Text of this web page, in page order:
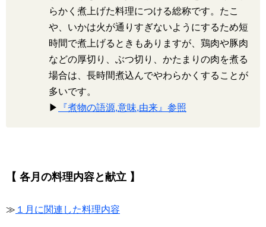
らかく煮上げた料理につける総称です。たこ
や、いかは火が通りすぎないようにするため短
時間で煮上げるときもありますが、鶏肉や豚肉
などの厚切り、ぶつ切り、かたまりの肉を煮る
場合は、長時間煮込んでやわらかくすることが
多いです。
▶
『煮物の語源,意味,由来』参照
【 各月の料理内容と献立 】
≫ １月に関連した料理内容